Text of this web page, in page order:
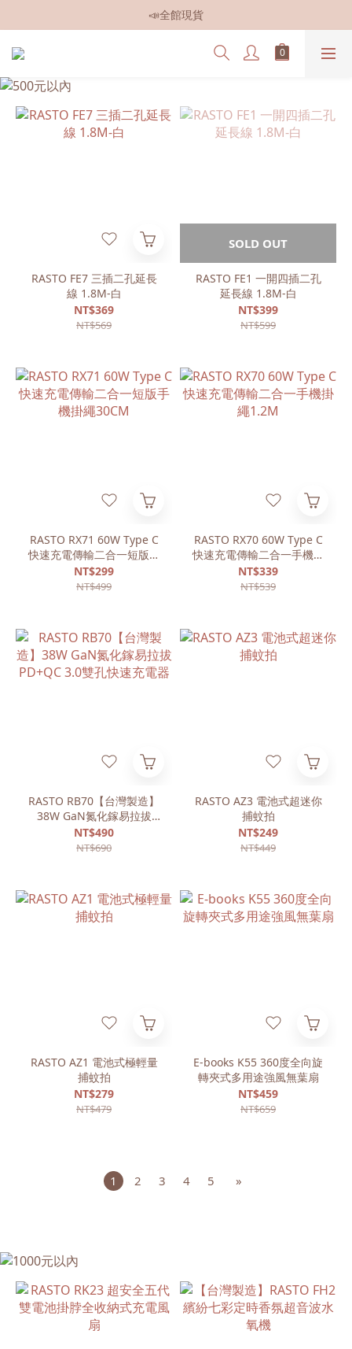
📣全館現貨
📣全館現貨
📣全館現貨
RASTO FE7 三插二孔延長
線 1.8M-白
NT$369
NT$569
SOLD OUT
RASTO FE1 一開四插二孔
延長線 1.8M-白
NT$399
NT$599
RASTO RX71 60W Type C
快速充電傳輸二合一短版手
機掛繩30CM
NT$299
NT$499
RASTO RX70 60W Type C
快速充電傳輸二合一手機掛
繩1.2M
NT$339
NT$539
RASTO RB70【台灣製造】
38W GaN氮化鎵易拉拔
PD+QC 3.0雙孔快速充電器
NT$490
NT$690
RASTO AZ3 電池式超迷你
捕蚊拍
NT$249
NT$449
RASTO AZ1 電池式極輕量
捕蚊拍
NT$279
NT$479
E-books K55 360度全向旋
轉夾式多用途強風無葉扇
NT$459
NT$659
1 2 3 4 5 »